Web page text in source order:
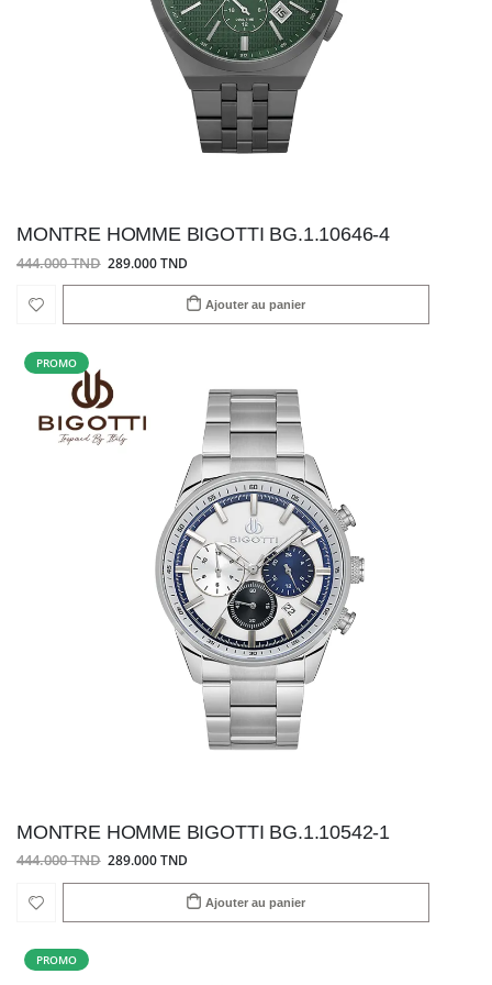
MONTRE HOMME BIGOTTI BG.1.10646-4
444.000 TND 289.000 TND
Ajouter au panier
PROMO
MONTRE HOMME BIGOTTI BG.1.10542-1
444.000 TND 289.000 TND
Ajouter au panier
PROMO